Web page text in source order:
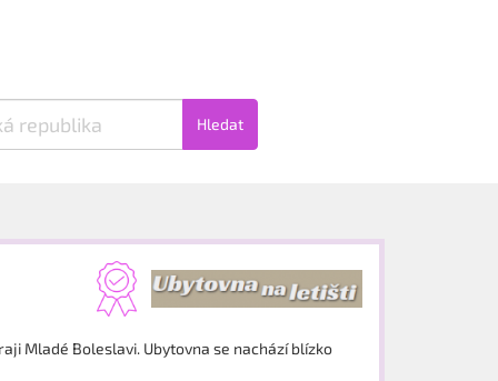
Hledat
Mladé Boleslavi. Ubytovna se nachází blízko